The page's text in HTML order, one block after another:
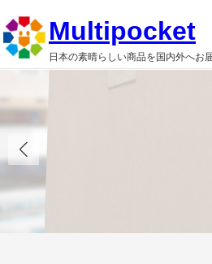
内
容
を
キ
ッ
Multipocket
日本の素晴らしい商品を国内外へお